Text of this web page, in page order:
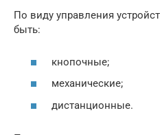
По виду управления
быть:
кнопочные;
механические;
дистанционные.